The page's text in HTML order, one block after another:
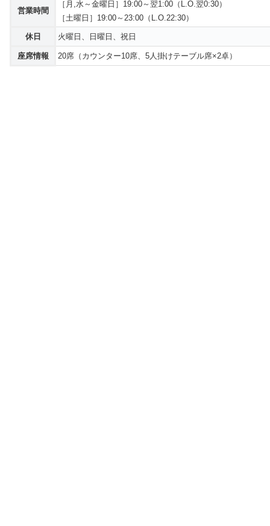
営業時間
［月,水～金曜日］19:00～翌1:00（L.O.翌0:30）
［土曜日］19:00～23:00（L.O.22:30）
休日 火曜日、日曜日、祝日
座席情報 20席（カウンター10席、5人掛けテーブル席×2卓）